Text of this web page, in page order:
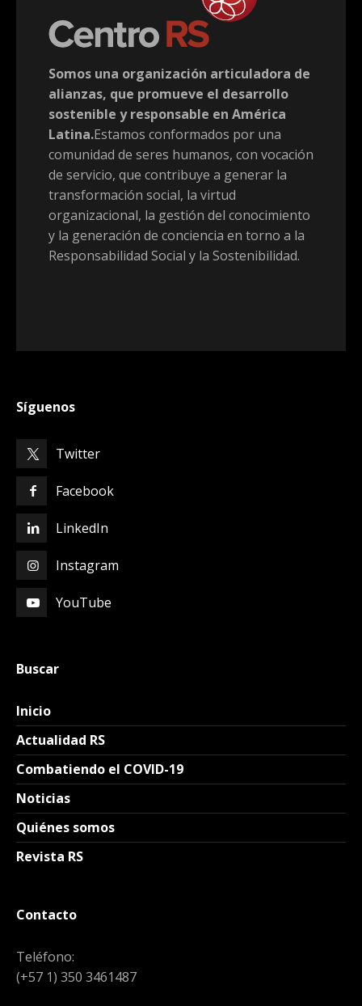
Somos una organización articuladora de
alianzas, que promueve el desarrollo
sostenible y responsable en América
Latina.Estamos conformados por una
comunidad de seres humanos, con vocación
de servicio, que contribuye a generar la
transformación social, la virtud
organizacional, la gestión del conocimiento
y la generación de conciencia en torno a la
Responsabilidad Social y la Sostenibilidad.
Síguenos
Twitter
Facebook
LinkedIn
Instagram
YouTube
Buscar
Inicio
Actualidad RS
Combatiendo el COVID-19
Noticias
Quiénes somos
Revista RS
Contacto
Teléfono:
(+57 1) 350 3461487